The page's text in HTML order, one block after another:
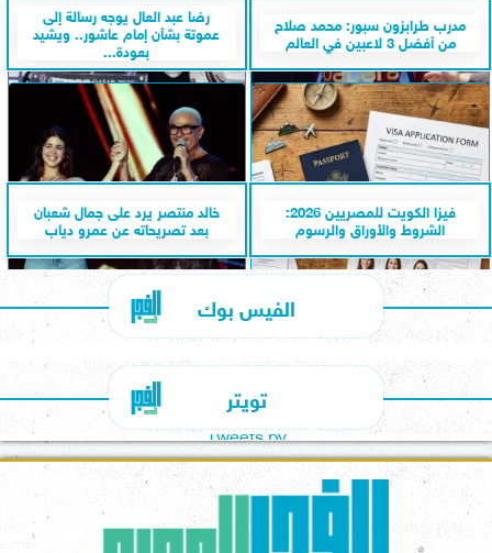
مدرب طرابزون سبور: محمد صلاح
من أفضل 3 لاعبين في العالم
رضا عبد العال يوجه رسالة إلى
عموتة بشأن إمام عاشور.. ويشيد
بعودة...
فيزا الكويت للمصريين 2026:
الشروط والأوراق والرسوم
خالد منتصر يرد على جمال شعبان
بعد تصريحاته عن عمرو دياب
الفيس بوك
تويتر
Tweets by